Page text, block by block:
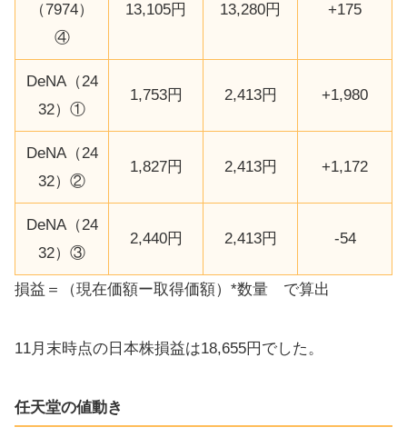
（7974）
④
13,105円 13,280円 +175
DeNA（24
32）①
1,753円 2,413円 +1,980
DeNA（24
32）②
1,827円 2,413円 +1,172
DeNA（24
32）③
2,440円 2,413円 -54
損益＝（現在価額ー取得価額）*数量 で算出
11月末時点の日本株損益は18,655円でした。
任天堂の値動き